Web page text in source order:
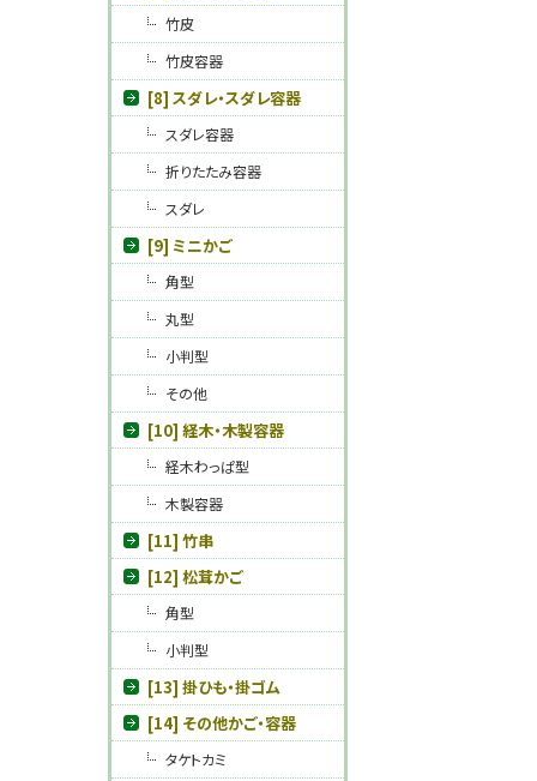
竹皮
竹皮容器
[8] スダレ・スダレ容器
スダレ容器
折りたたみ容器
スダレ
[9] ミニかご
角型
丸型
小判型
その他
[10] 経木・木製容器
経木わっぱ型
木製容器
[11] 竹串
[12] 松茸かご
角型
小判型
[13] 掛ひも・掛ゴム
[14] その他かご・容器
タケトカミ